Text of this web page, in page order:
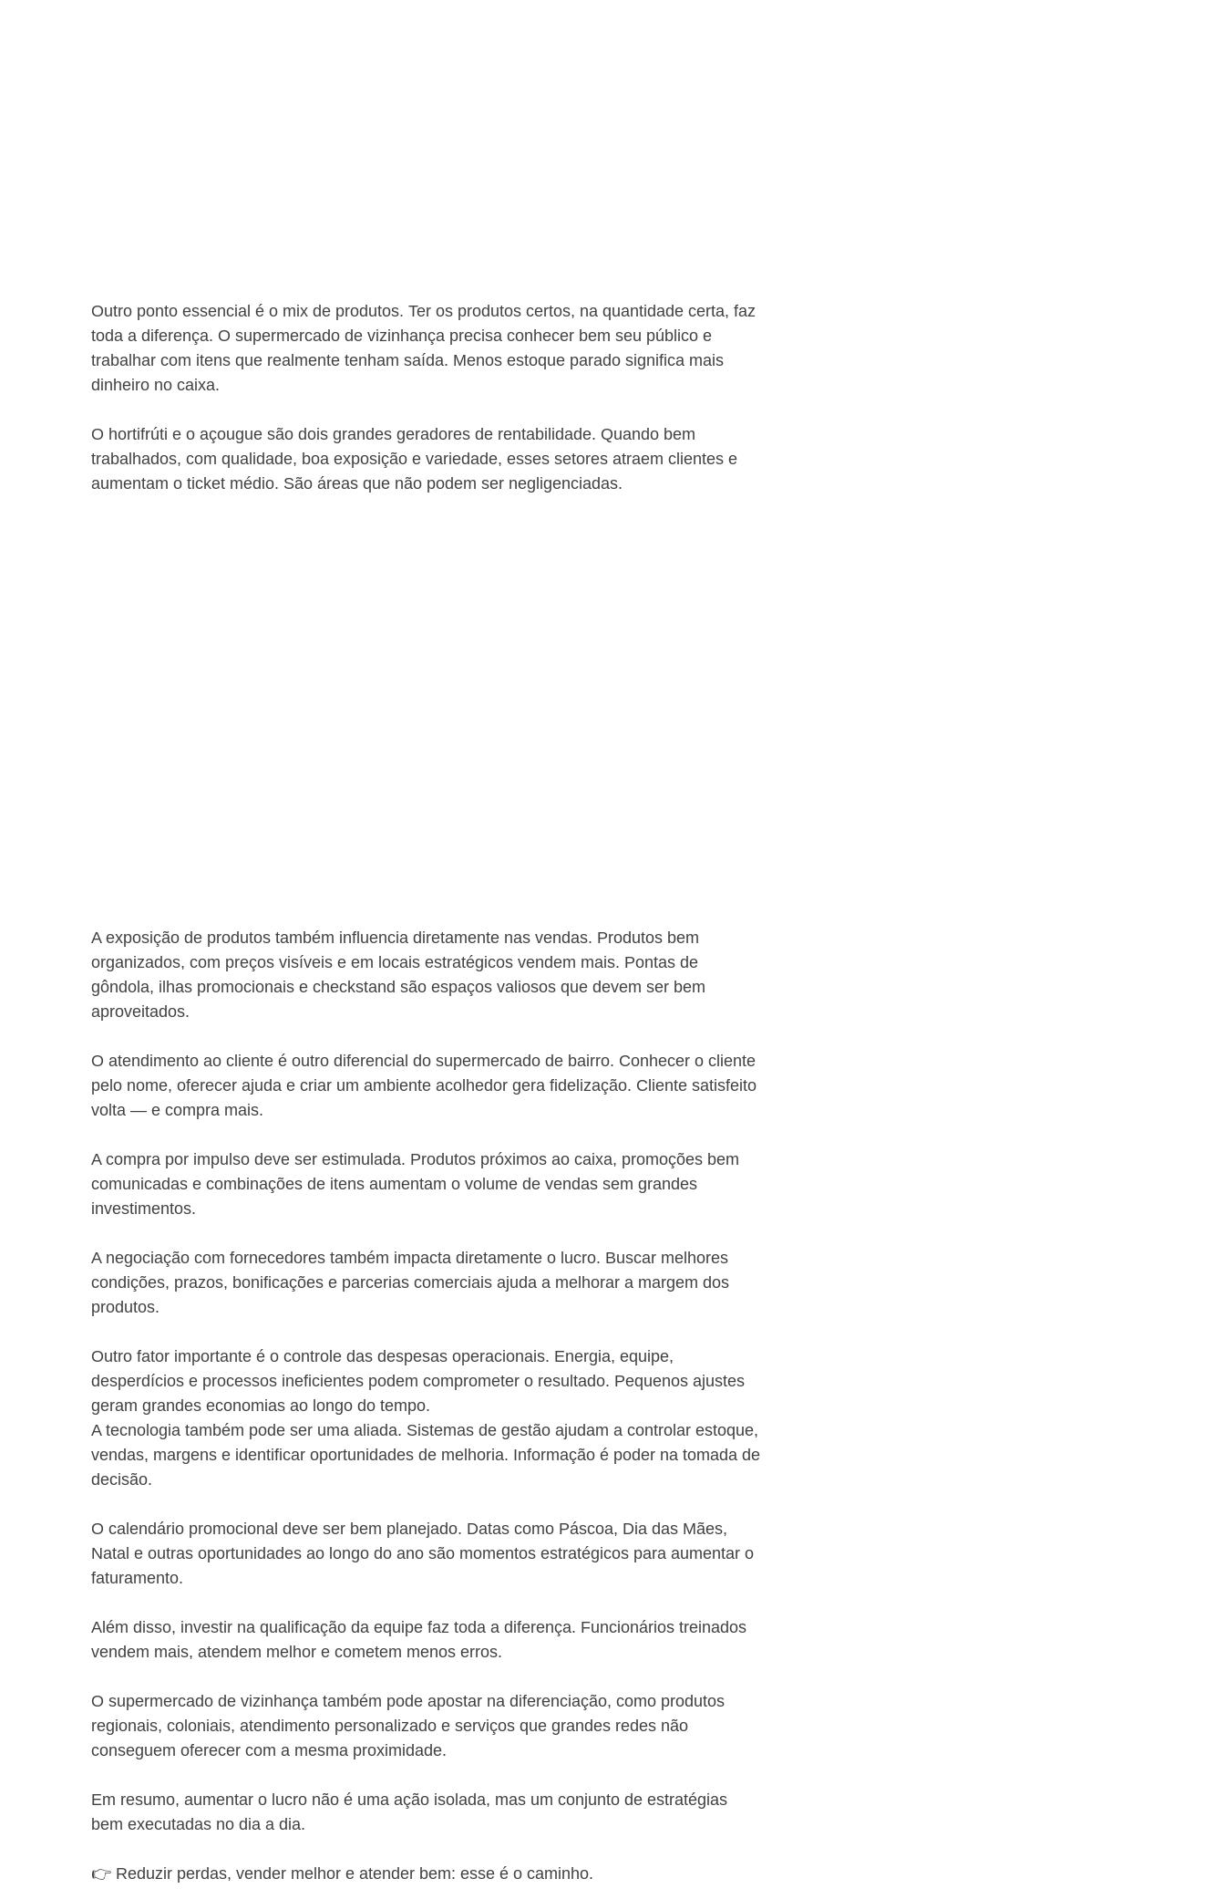
Outro ponto essencial é o mix de produtos. Ter os produtos certos, na quantidade certa, faz
toda a diferença. O supermercado de vizinhança precisa conhecer bem seu público e
trabalhar com itens que realmente tenham saída. Menos estoque parado significa mais
dinheiro no caixa.
O hortifrúti e o açougue são dois grandes geradores de rentabilidade. Quando bem
trabalhados, com qualidade, boa exposição e variedade, esses setores atraem clientes e
aumentam o ticket médio. São áreas que não podem ser negligenciadas.
A exposição de produtos também influencia diretamente nas vendas. Produtos bem
organizados, com preços visíveis e em locais estratégicos vendem mais. Pontas de
gôndola, ilhas promocionais e checkstand são espaços valiosos que devem ser bem
aproveitados.
O atendimento ao cliente é outro diferencial do supermercado de bairro. Conhecer o cliente
pelo nome, oferecer ajuda e criar um ambiente acolhedor gera fidelização. Cliente satisfeito
volta — e compra mais.
A compra por impulso deve ser estimulada. Produtos próximos ao caixa, promoções bem
comunicadas e combinações de itens aumentam o volume de vendas sem grandes
investimentos.
A negociação com fornecedores também impacta diretamente o lucro. Buscar melhores
condições, prazos, bonificações e parcerias comerciais ajuda a melhorar a margem dos
produtos.
Outro fator importante é o controle das despesas operacionais. Energia, equipe,
desperdícios e processos ineficientes podem comprometer o resultado. Pequenos ajustes
geram grandes economias ao longo do tempo.
A tecnologia também pode ser uma aliada. Sistemas de gestão ajudam a controlar estoque,
vendas, margens e identificar oportunidades de melhoria. Informação é poder na tomada de
decisão.
O calendário promocional deve ser bem planejado. Datas como Páscoa, Dia das Mães,
Natal e outras oportunidades ao longo do ano são momentos estratégicos para aumentar o
faturamento.
Além disso, investir na qualificação da equipe faz toda a diferença. Funcionários treinados
vendem mais, atendem melhor e cometem menos erros.
O supermercado de vizinhança também pode apostar na diferenciação, como produtos
regionais, coloniais, atendimento personalizado e serviços que grandes redes não
conseguem oferecer com a mesma proximidade.
Em resumo, aumentar o lucro não é uma ação isolada, mas um conjunto de estratégias
bem executadas no dia a dia.
👉 Reduzir perdas, vender melhor e atender bem: esse é o caminho.